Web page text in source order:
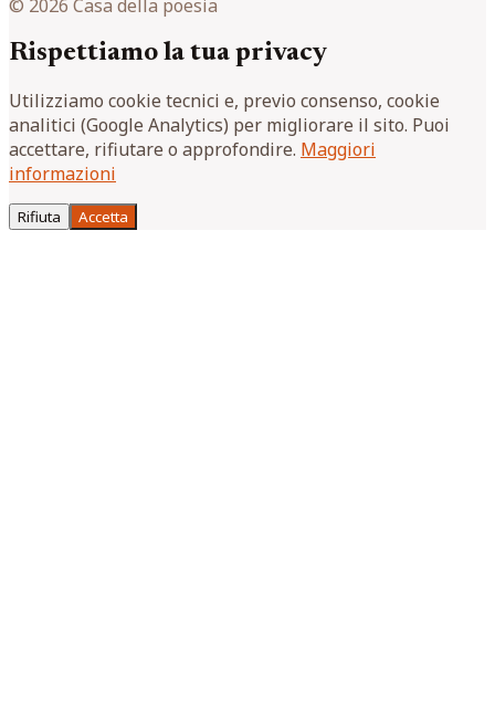
© 2026 Casa della poesia
Rispettiamo la tua privacy
Utilizziamo cookie tecnici e, previo consenso, cookie
analitici (Google Analytics) per migliorare il sito. Puoi
accettare, rifiutare o approfondire. Maggiori
informazioni
Rifiuta Accetta